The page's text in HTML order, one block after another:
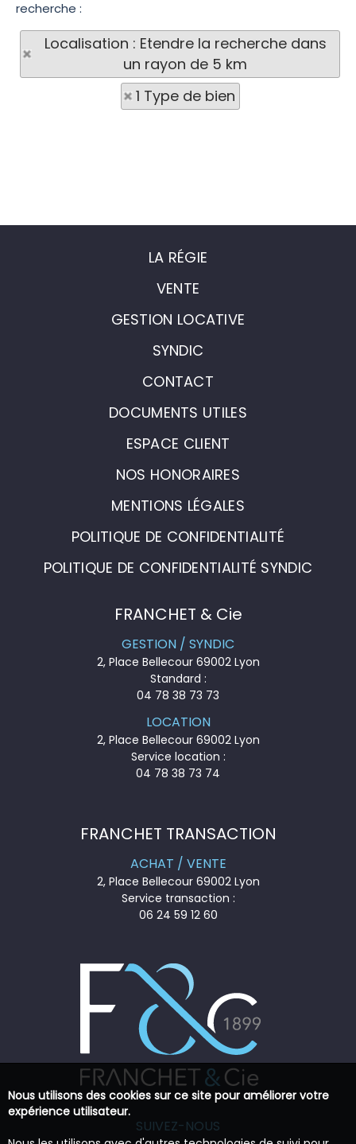
recherche :
Localisation : Etendre la recherche dans
un rayon de 5 km
1 Type de bien
LA RÉGIE
VENTE
GESTION LOCATIVE
SYNDIC
CONTACT
DOCUMENTS UTILES
ESPACE CLIENT
NOS HONORAIRES
MENTIONS LÉGALES
POLITIQUE DE CONFIDENTIALITÉ
POLITIQUE DE CONFIDENTIALITÉ SYNDIC
FRANCHET & Cie
GESTION / SYNDIC
2, Place Bellecour 69002 Lyon
Standard :
04 78 38 73 73
LOCATION
2, Place Bellecour 69002 Lyon
Service location :
04 78 38 73 74
FRANCHET TRANSACTION
ACHAT / VENTE
2, Place Bellecour 69002 Lyon
Service transaction :
06 24 59 12 60
SUIVEZ-NOUS
Nous utilisons des cookies sur ce site pour améliorer votre
expérience utilisateur.